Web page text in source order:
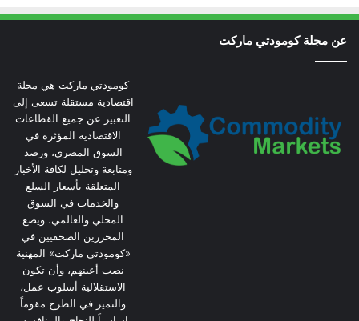
عن مجلة كومودتي ماركت
كومودتي ماركت هي مجلة
اقتصادية مستقلة تسعى إلى
التعبير عن جميع القطاعات
الاقتصادية المؤثرة في
السوق المصري، ورصد
ومتابعة وتحليل لكافة الأخبار
المتعلقة بأسعار السلع
والخدمات في السوق
المحلي والعالمي. ويضع
المحررين الصحفيين في
«كومودتي ماركت» المهنية
نصب أعينهم، وأن تكون
الاستقلالية أسلوب عمل،
والتميز في الطرح مقوماً